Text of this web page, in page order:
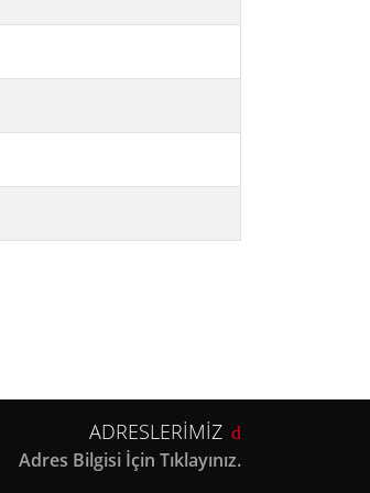
ADRESLERİMİZ
Adres Bilgisi İçin Tıklayınız.